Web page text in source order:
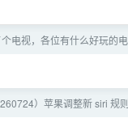
电视，各位有什么好玩的电
）苹果调整新 siri 规